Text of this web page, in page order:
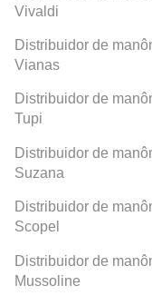
Vivaldi
Distribuidor de
Vianas
Distribuidor de
Tupi
Distribuidor de
Suzana
Distribuidor de
Scopel
Distribuidor de
Mussoline